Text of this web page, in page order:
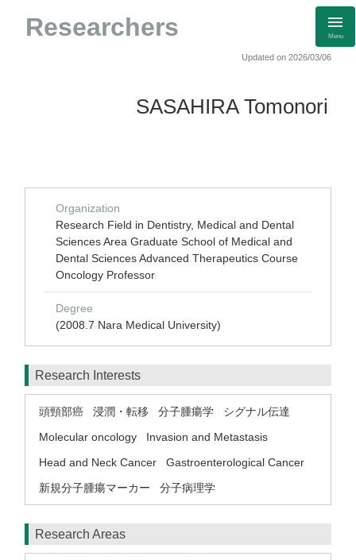
Researchers Menu
Updated on 2026/03/06
SASAHIRA Tomonori
Organization
Research Field in Dentistry, Medical and Dental
Sciences Area Graduate School of Medical and
Dental Sciences Advanced Therapeutics Course
Oncology Professor
Degree
(2008.7 Nara Medical University)
Research Interests
頭頸部癌 浸潤・転移 分子腫瘍学
シグナル伝達
Molecular oncology
Invasion and Metastasis
Head and Neck Cancer
Gastroenterological Cancer
新規分子腫瘍マーカー
分子病理学
Research Areas